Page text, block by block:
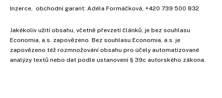
Inzerce , obchodní garant: Adéla Formáčková +420 739 500 832
Jakékoliv užití obsahu, včetně převzetí článků, je bez souhlasu
Economia, a.s. zapovězeno. Bez souhlasu Economia, a.s. je
zapovězeno též rozmnožování obsahu pro účely automatizované
analýzy textů nebo dat podle ustanovení § 39c autorského zákona.